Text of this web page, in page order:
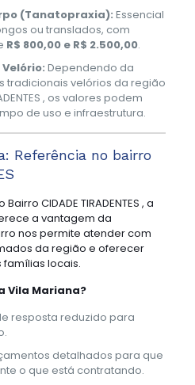
(Tanatopraxia): Essencial
ou translados, com
R$ 800,00 e R$ 2.500,00.
Dependendo da
tradicionais velórios da região
, os valores podem
de uso e infraestrutura.
Referência no bairro
CIDADE TIRADENTES , a
a vantagem da
nos permite atender com
da região e oferecer
locais.
Vila Mariana?
resposta reduzido para
detalhados para que
o que está contratando.